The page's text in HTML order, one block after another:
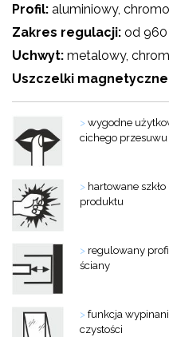
Profil: aluminiowy,
Zakres regulacji: od 960
Uchwyt: metalowy,
Uszczelki
>wygodne
cichego
> hartowane
produktu
> regulowany
ściany
>funkcja
czystości